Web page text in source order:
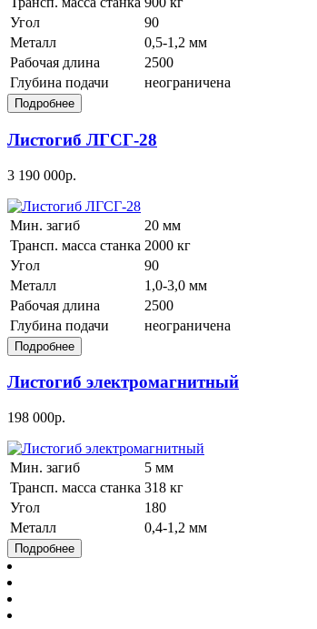
Угол
90
Металл
0,5-1,2 мм
Рабочая длина
2500
Глубина подачи
неограничена
Листогиб ЛГСГ-28
3 190 000р.
Мин. загиб
20 мм
Трансп. масса станка 2000 кг
Угол
90
Металл
1,0-3,0 мм
Рабочая длина
2500
Глубина подачи
неограничена
Листогиб электромагнитный
198 000р.
Мин. загиб
5 мм
Трансп. масса станка 318 кг
Угол
180
Металл
0,4-1,2 мм